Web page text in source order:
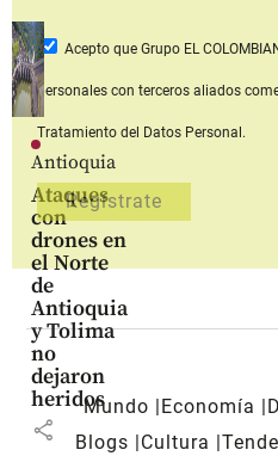
Antioquia
Ataques
con
drones en
el Norte
de
Antioquia
y Tolima
no
dejaron
heridos
share
Acepto que Grupo EL
personales con terceros aliados
Tratamiento del Datos Personal.
Mundo Economía
Blogs
Cultura